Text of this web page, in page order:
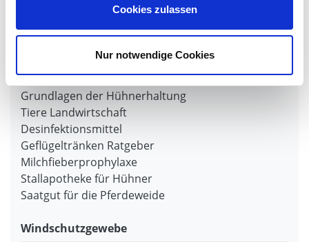
Cookies zulassen
Nur notwendige Cookies
Weideunterstand groß
Wasserversorgung für Weidetiere
Zubereitung Melasseschnitzel für Pferde
Hobby-Farming
Grundlagen der Hühnerhaltung
Tiere Landwirtschaft
Desinfektionsmittel
Geflügeltränken Ratgeber
Milchfieberprophylaxe
Stallapotheke für Hühner
Saatgut für die Pferdeweide
Windschutzgewebe